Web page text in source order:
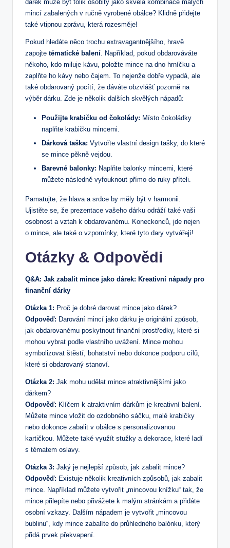
dárek může být tolik osobitý jako skvělá kombinace malých
mincí zabalených v ručně vyrobené obálce? Klidně přidejte
také vtipnou zprávu, která rozesměje!
Pokud hledáte něco trochu extravagantnějšího, hravě
zapojte tématické balení. Například, pokud obdarováváte
někoho, kdo miluje kávu, položte mince na dno hrníčku a
zaplňte ho kávy nebo čajem. To nejenže dobře vypadá, ale
také obdarovaný pocítí, že dáváte obzvlášť pozorně na
výběr dárku. Zde je několik dalších skvělých nápadů:
Použijte krabičku od čokolády: Místo čokoládky
naplňte krabičku mincemi.
Dárková taška: Vytvořte vlastní design tašky, do které
se mince pěkně vejdou.
Barevné balonky: Naplňte balonky mincemi, které
můžete následně vyfouknout přímo do ruky příteli.
Pamatujte, že hlava a srdce by měly být v harmonii.
Ujistěte se, že prezentace vašeho dárku odráží také vaši
osobnost a vztah k obdarovanému. Koneckonců, jde nejen
o mince, ale také o vzpomínky, které tyto dary vytvářejí!
Otázky & Odpovědi
Q&A: Jak zabalit mince jako dárek: Kreativní nápady pro
finanční dárky
Otázka 1: Proč je dobré darovat mince jako dárek?
Odpověď: Darování mincí jako dárku je originální způsob,
jak obdarovanému poskytnout finanční prostředky, které si
mohou vybrat podle vlastního uvážení. Mince mohou
symbolizovat štěstí, bohatství nebo dokonce podporu cílů,
které si obdarovaný stanoví.
Otázka 2: Jak mohu udělat mince atraktivnějšími jako
dárkem?
Odpověď: Klíčem k atraktivním dárkům je kreativní balení.
Můžete mince vložit do ozdobného sáčku, malé krabičky
nebo dokonce zabalit v obálce s personalizovanou
kartičkou. Můžete také využít stužky a dekorace, které ladí
s tématem oslavy.
Otázka 3: Jaký je nejlepší způsob, jak zabalit mince?
Odpověď: Existuje několik kreativních způsobů, jak zabalit
mince. Například můžete vytvořit „mincovou knížku“ tak, že
mince přilepíte nebo přivážete k malým stránkám a přidáte
osobní vzkazy. Dalším nápadem je vytvořit „mincovou
bublinu“, kdy mince zabalíte do průhledného balónku, který
přidá prvek překvapení.